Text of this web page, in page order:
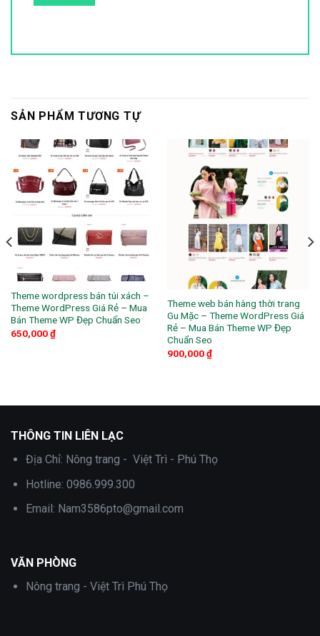
SẢN PHẨM TƯƠNG TỰ
Theme wordpress bán túi xách –
Theme WordPress Giá Rẻ – Mua
Bán Theme WP Đẹp Chuẩn Seo
650,000₫
Theme web bán hàng thời trang
Gu Mặc – Theme WordPress Giá
Rẻ – Mua Bán Theme WP Đẹp
Chuẩn Seo
900,000₫
THÔNG TIN LIÊN LẠC
Địa Chỉ: Nông trang - Việt Trì - Phú Thọ
Hotline: 0986.999.300
Email: Nam3586pto@gmail.com
VĂN PHÒNG
Nông trang - Việt Trì Phú Thọ